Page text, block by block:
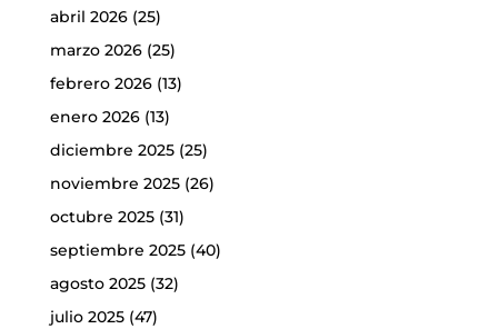
abril 2026(25)
marzo 2026(25)
febrero 2026(13)
enero 2026(13)
diciembre 2025(25)
noviembre 2025(26)
octubre 2025(31)
septiembre 2025(40)
agosto 2025(32)
julio 2025(47)